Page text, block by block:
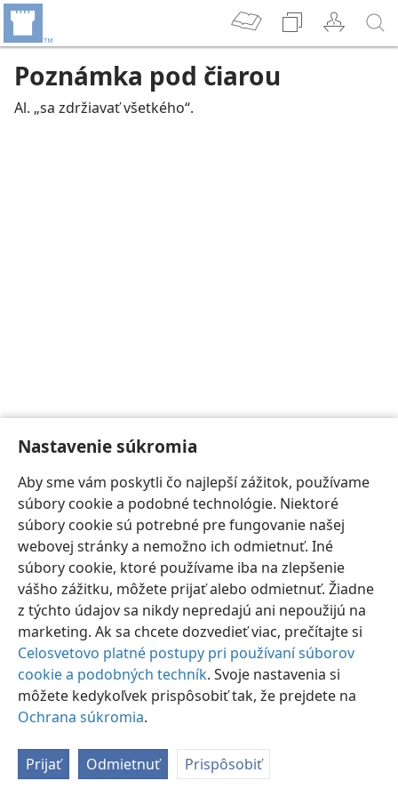
Nastavenie súkromia
Aby sme vám poskytli čo najlepší zážitok, používame
súbory cookie a podobné technológie. Niektoré
súbory cookie sú potrebné pre fungovanie našej
webovej stránky a nemožno ich odmietnuť. Iné
súbory cookie, ktoré používame iba na zlepšenie
vášho zážitku, môžete prijať alebo odmietnuť. Žiadne
z týchto údajov sa nikdy nepredajú ani nepoužijú na
marketing. Ak sa chcete dozvedieť viac, prečítajte si
Celosvetovo platné postupy pri používaní súborov
cookie a podobných techník. Svoje nastavenia si
môžete kedykoľvek prispôsobiť tak, že prejdete na
Ochrana súkromia.
Prijať Odmietnuť Prispôsobiť
Poznámka pod čiarou
Al. „sa zdržiavať všetkého“.
Slovenčina Nastavenia
Copyright © 2026 Watch Tower Bible and Tract Society of Pennsylvania
Podmienky používania
JW.ORG
Prihlásiť sa